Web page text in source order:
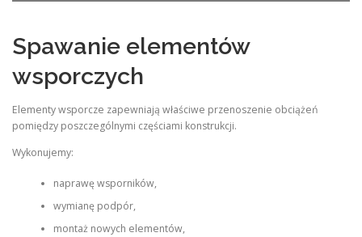
Spawanie elementów
wsporczych
Elementy wsporcze zapewniają właściwe przenoszenie obciążeń
pomiędzy poszczególnymi częściami konstrukcji.
Wykonujemy:
naprawę wsporników,
wymianę podpór,
montaż nowych elementów,